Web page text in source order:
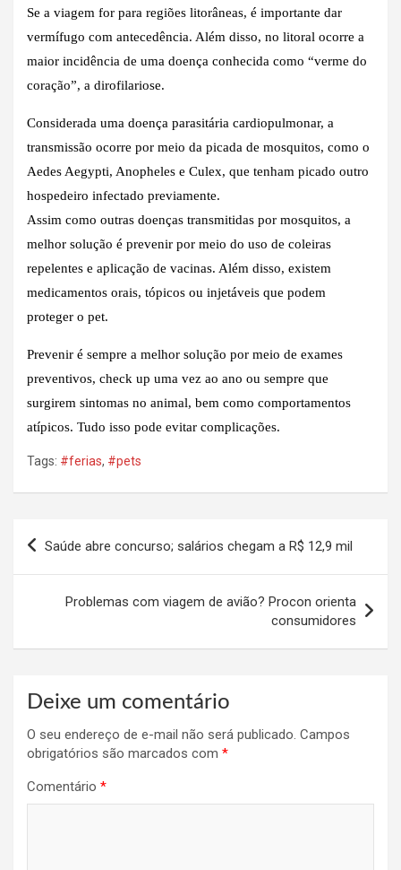
Se a viagem for para regiões litorâneas, é importante dar
vermífugo com antecedência. Além disso, no litoral ocorre a
maior incidência de uma doença conhecida como “verme do
coração”, a dirofilariose.
Considerada uma doença parasitária cardiopulmonar, a
transmissão ocorre por meio da picada de mosquitos, como o
Aedes Aegypti, Anopheles e Culex, que tenham picado outro
hospedeiro infectado previamente.
Assim como outras doenças transmitidas por mosquitos, a
melhor solução é prevenir por meio do uso de coleiras
repelentes e aplicação de vacinas. Além disso, existem
medicamentos orais, tópicos ou injetáveis que podem
proteger o pet.
Prevenir é sempre a melhor solução por meio de exames
preventivos, check up uma vez ao ano ou sempre que
surgirem sintomas no animal, bem como comportamentos
atípicos. Tudo isso pode evitar complicações.
Tags: #ferias, #pets
Saúde abre concurso; salários chegam a R$ 12,9 mil
Problemas com viagem de avião? Procon orienta
consumidores
Deixe um comentário
O seu endereço de e-mail não será publicado. Campos
obrigatórios são marcados com *
Comentário *